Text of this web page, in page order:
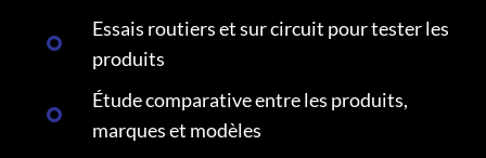
Essais routiers et sur circuit pour tester les
produits
Étude comparative entre les produits,
marques et modèles